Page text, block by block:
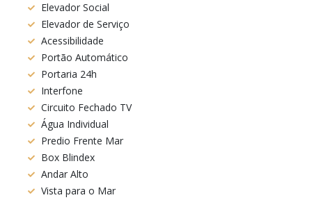
Elevador Social
Elevador de Serviço
Acessibilidade
Portão Automático
Portaria 24h
Interfone
Circuito Fechado TV
Água Individual
Predio Frente Mar
Box Blindex
Andar Alto
Vista para o Mar